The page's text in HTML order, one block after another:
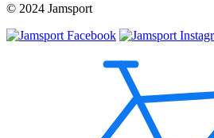
© 2024 Jamsport